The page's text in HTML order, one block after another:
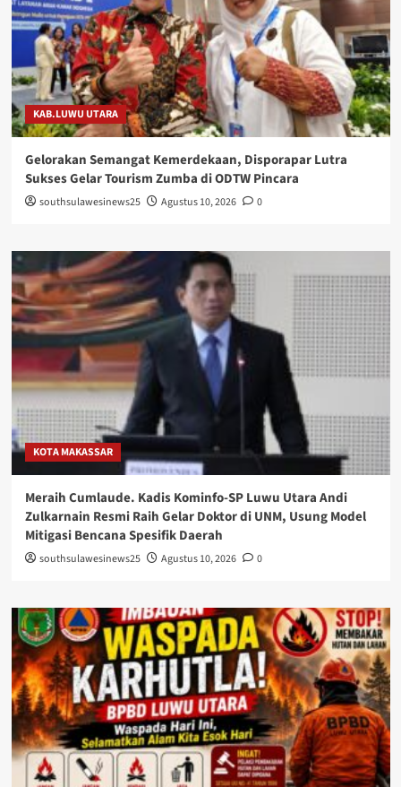
KAB.LUWU UTARA
Gelorakan Semangat Kemerdekaan, Disporapar Lutra
Sukses Gelar Tourism Zumba di ODTW Pincara
southsulawesinews25 Agustus 10, 2026 0
KOTA MAKASSAR
Meraih Cumlaude. Kadis Kominfo-SP Luwu Utara Andi
Zulkarnain Resmi Raih Gelar Doktor di UNM, Usung Model
Mitigasi Bencana Spesifik Daerah
southsulawesinews25 Agustus 10, 2026 0